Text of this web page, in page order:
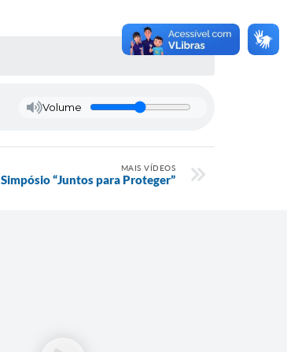
Volume
MAIS VÍDEOS
Simpósio “Juntos para Proteger”